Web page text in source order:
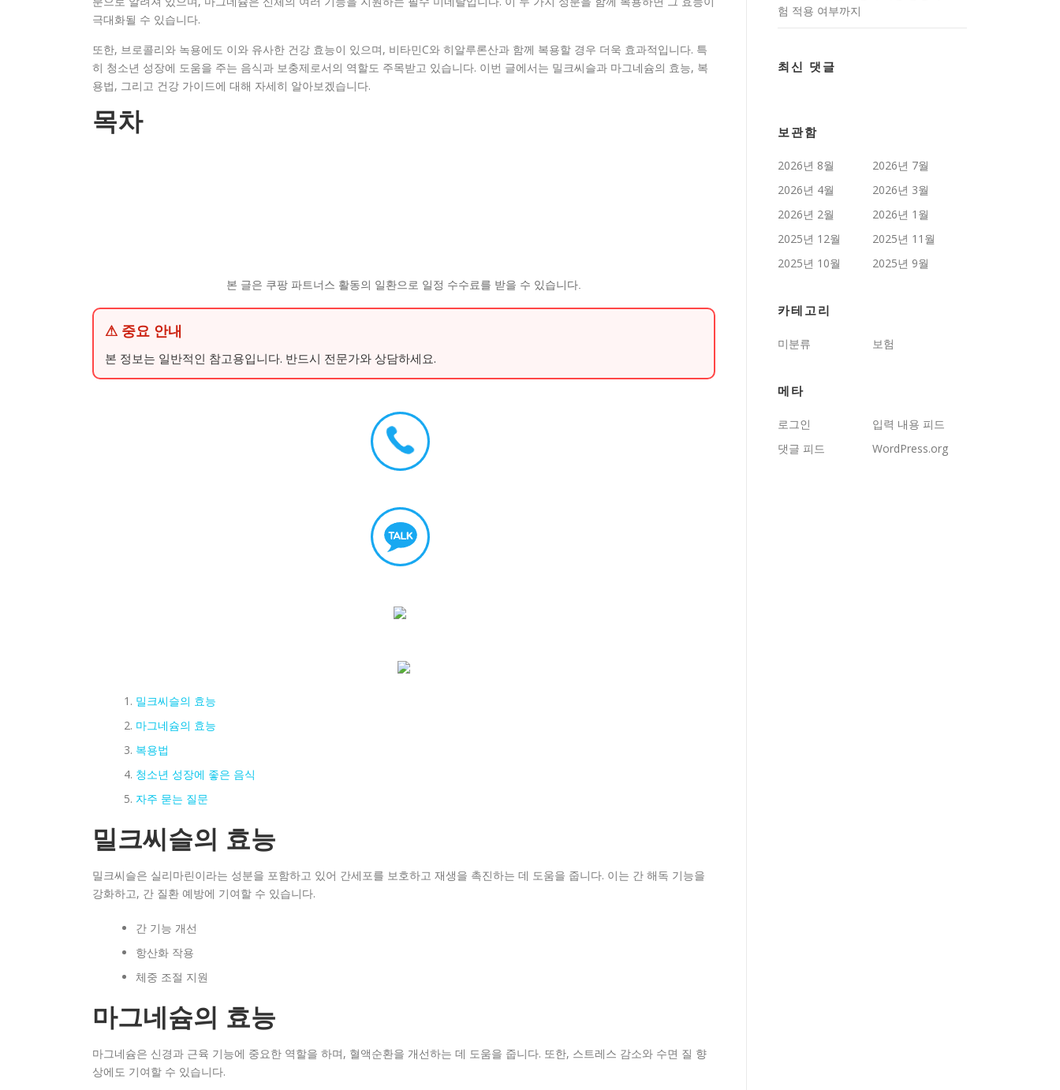
극대화될 수 있습니다.
또한, 브로콜리와 녹용에도 이와 유사한 건강 효능이 있으며, 비타민C와 히알루론산과 함께 복용할 경우 더욱 효과적입니다. 특
히 청소년 성장에 도움을 주는 음식과 보충제로서의 역할도 주목받고 있습니다. 이번 글에서는 밀크씨슬과 마그네슘의 효능, 복
용법, 그리고 건강 가이드에 대해 자세히 알아보겠습니다.
목차
본 글은 쿠팡 파트너스 활동의 일환으로 일정 수수료를 받을 수 있습니다.
⚠ 중요 안내
본 정보는 일반적인 참고용입니다. 반드시 전문가와 상담하세요.
밀크씨슬의 효능
마그네슘의 효능
복용법
청소년 성장에 좋은 음식
자주 묻는 질문
밀크씨슬의 효능
밀크씨슬은 실리마린이라는 성분을 포함하고 있어 간세포를 보호하고 재생을 촉진하는 데 도움을 줍니다. 이는 간 해독 기능을
강화하고, 간 질환 예방에 기여할 수 있습니다.
간 기능 개선
항산화 작용
체중 조절 지원
마그네슘의 효능
마그네슘은 신경과 근육 기능에 중요한 역할을 하며, 혈액순환을 개선하는 데 도움을 줍니다. 또한, 스트레스 감소와 수면 질 향
상에도 기여할 수 있습니다.
험 적용 여부까지
최신 댓글
보관함
2026년 8월
2026년 7월
2026년 4월
2026년 3월
2026년 2월
2026년 1월
2025년 12월
2025년 11월
2025년 10월
2025년 9월
카테고리
미분류 보험
메타
로그인
입력 내용 피드
댓글 피드
WordPress.org